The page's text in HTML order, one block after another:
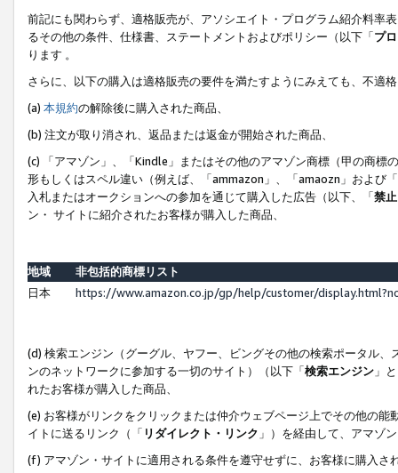
前記にも関わらず、適格販売が、アソシエイト・プログラム紹介料率
るその他の条件、仕様書、ステートメントおよびポリシー（以下「プ
ります 。
さらに、以下の購入は適格販売の要件を満たすようにみえても、不適
(a) 本規約の解除後に購入された商品、
(b) 注文が取り消され、返品または返金が開始された商品、
(c) 「アマゾン」、「Kindle」またはその他のアマゾン商標（甲の商
形もしくはスペル違い（例えば、「ammazon」、「amaozn」および
入札またはオークションへの参加を通じて購入した広告（以下、「禁
ン・ サイトに紹介されたお客様が購入した商品、
地域
非包括的商標リスト
日本
https://www.amazon.co.jp/gp/help/customer/
(d) 検索エンジン（グーグル、ヤフー、ビングその他の検索ポータル
ンのネットワークに参加する一切のサイト）（以下「検索エンジン 」
れたお客様が購入した商品、
(e) お客様がリンクをクリックまたは仲介ウェブページ上でその他の
イトに送るリンク（「 リダイレクト・リンク 」）を経由して、アマゾ
(f) アマゾン・サイトに適用される条件を遵守せずに、お客様に購入さ